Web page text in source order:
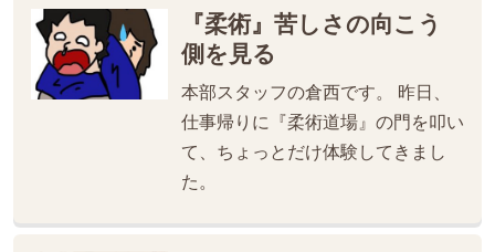
『柔術』苦しさの向こう
側を見る
本部スタッフの倉西です。 昨日、
仕事帰りに『柔術道場』の門を叩い
て、ちょっとだけ体験してきまし
た。